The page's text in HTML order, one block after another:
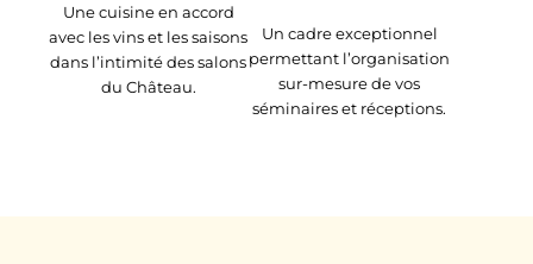
Une cuisine en accord
avec les vins et les saisons
dans l’intimité des salons
du Château.
Un cadre exceptionnel
permettant l’organisation
sur-mesure de vos
séminaires et réceptions.